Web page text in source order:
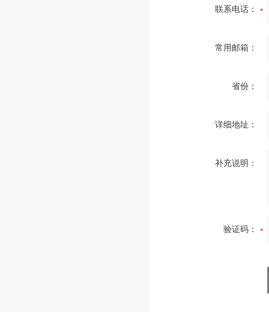
联系电话：
常用邮箱：
省份：
详细地址：
补充说明：
验证码：